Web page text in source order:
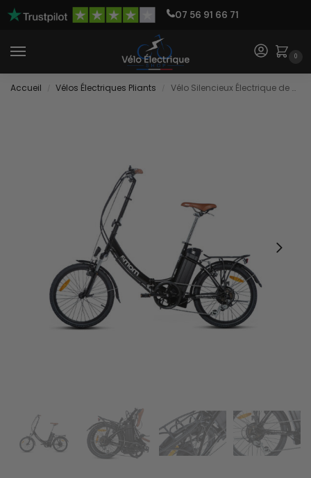
07 56 91 66 71
0
Accueil Vélos Électriques Pliants Vélo Silencieux Électrique de Ville